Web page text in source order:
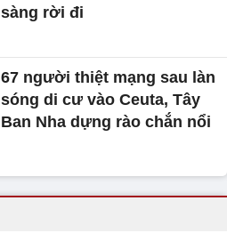
sàng rời đi
67 người thiệt mạng sau làn
sóng di cư vào Ceuta, Tây
Ban Nha dựng rào chắn nổi